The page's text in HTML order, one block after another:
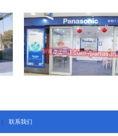
联系我们